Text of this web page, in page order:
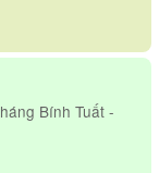
Bính Tuất -